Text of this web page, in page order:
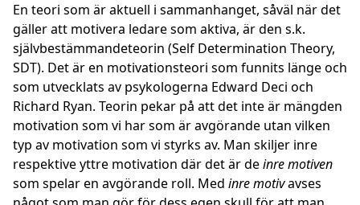
En teori som är aktuell i sammanhanget, såväl när det
gäller att motivera ledare som aktiva, är den s.k.
självbestämmandeteorin (Self Determination Theory,
SDT). Det är en motivationsteori som funnits länge och
som utvecklats av psykologerna Edward Deci och
Richard Ryan. Teorin pekar på att det inte är mängden
motivation som vi har som är avgörande utan vilken
typ av motivation som vi styrks av. Man skiljer inre
respektive yttre motivation där det är deinre motiven
som spelar en avgörande roll. Med inre motivavses